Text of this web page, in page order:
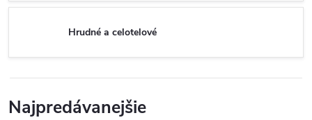
Hrudné a celotelové
Najpredávanejšie